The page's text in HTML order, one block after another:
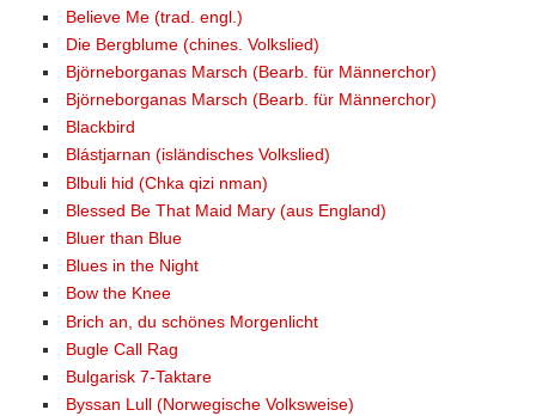
Believe Me (trad. engl.)
Die Bergblume (chines. Volkslied)
Björneborganas Marsch (Bearb. für Männerchor)
Björneborganas Marsch (Bearb. für Männerchor)
Blackbird
Blástjarnan (isländisches Volkslied)
Blbuli hid (Chka qizi nman)
Blessed Be That Maid Mary (aus England)
Bluer than Blue
Blues in the Night
Bow the Knee
Brich an, du schönes Morgenlicht
Bugle Call Rag
Bulgarisk 7-Taktare
Byssan Lull (Norwegische Volksweise)